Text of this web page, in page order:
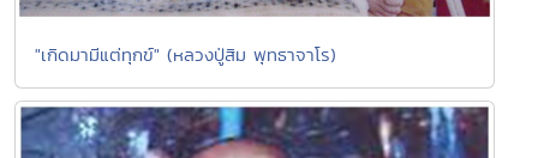
"เกิดมามีแต่ทุกข์" (หลวงปู่สิม พุทธาจาโร)